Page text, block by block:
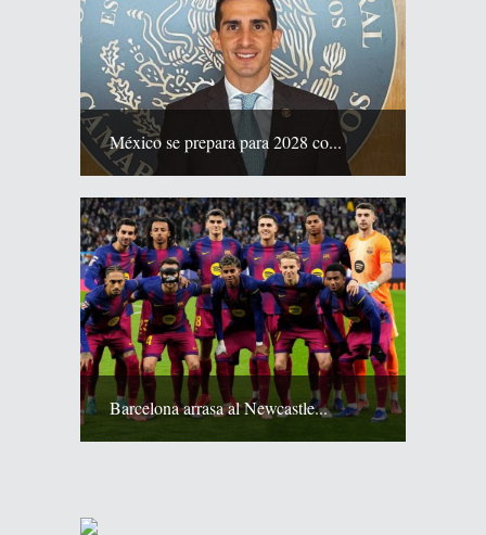
México se prepara para 2028 co...
Barcelona arrasa al Newcastle...